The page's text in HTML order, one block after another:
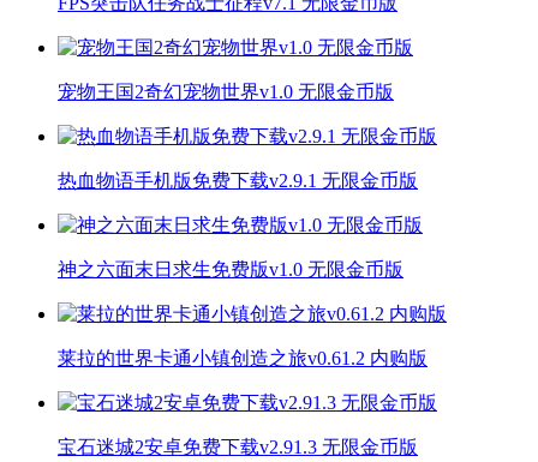
宠物王国2奇幻宠物世界v1.0 无限金币版
热血物语手机版免费下载v2.9.1 无限金币版
神之六面末日求生免费版v1.0 无限金币版
莱拉的世界卡通小镇创造之旅v0.61.2 内购版
宝石迷城2安卓免费下载v2.91.3 无限金币版